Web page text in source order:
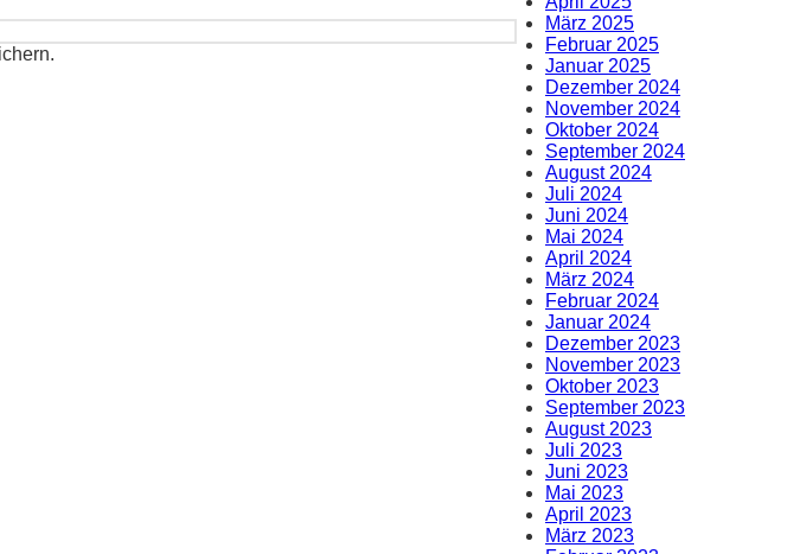
März 2025
Februar 2025
Januar 2025
Dezember 2024
November 2024
Oktober 2024
September 2024
August 2024
Juli 2024
Juni 2024
Mai 2024
April 2024
März 2024
Februar 2024
Januar 2024
Dezember 2023
November 2023
Oktober 2023
September 2023
August 2023
Juli 2023
Juni 2023
Mai 2023
April 2023
März 2023